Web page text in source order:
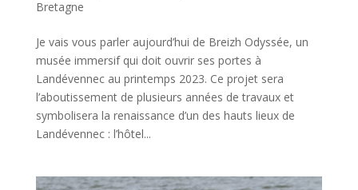
Bretagne
Je vais vous parler aujourd’hui de Breizh Odyssée, un
musée immersif qui doit ouvrir ses portes à
Landévennec au printemps 2023. Ce projet sera
l’aboutissement de plusieurs années de travaux et
symbolisera la renaissance d’un des hauts lieux de
Landévennec : l’hôtel...